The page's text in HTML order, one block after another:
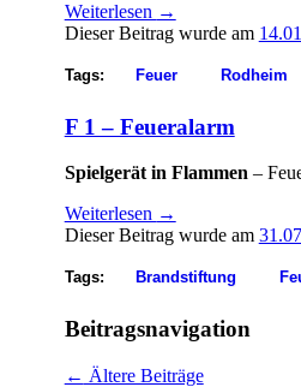
Weiterlesen →
Dieser Beitrag wurde am
Tags: Feuer Rodheim
F 1 – Feueralarm
Spielgerät in Flammen–
Weiterlesen →
Dieser Beitrag wurde am
Tags: Brandstiftung
Beitragsnavigation
← Ältere Beiträge